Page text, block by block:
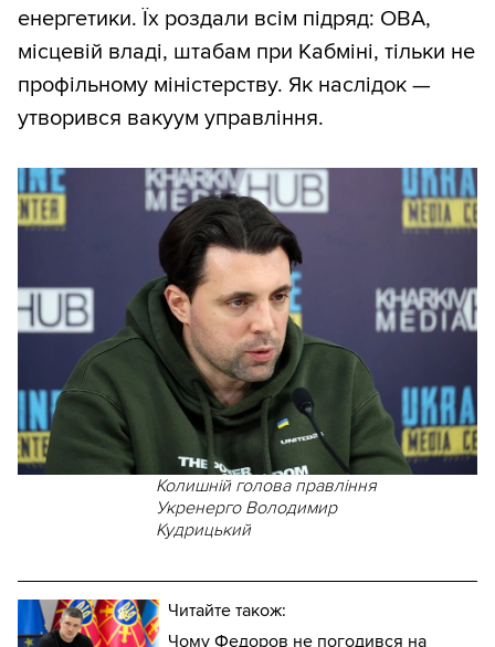
енергетики. Їх роздали всім підряд: ОВА,
місцевій владі, штабам при Кабміні, тільки не
профільному міністерству. Як наслідок —
утворився вакуум управління.
Колишній голова правління
Укренерго Володимир
Кудрицький
Читайте також:
Чому Федоров не погодився на